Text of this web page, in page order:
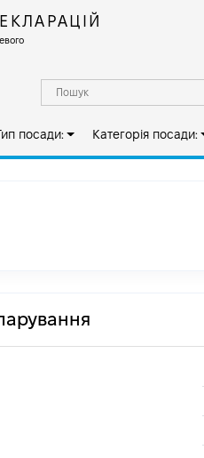
посади: Категорія посади: